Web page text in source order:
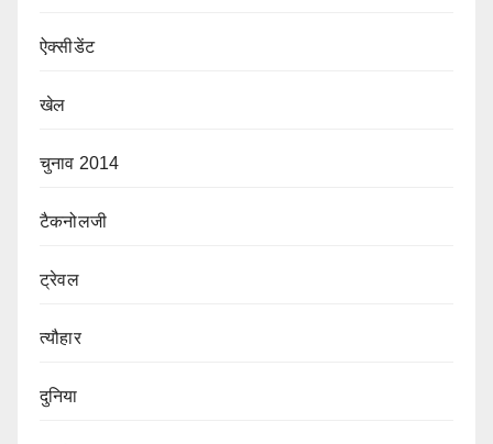
ऐक्सीडेंट
खेल
चुनाव 2014
टैकनोलजी
ट्रेवल
त्यौहार
दुनिया